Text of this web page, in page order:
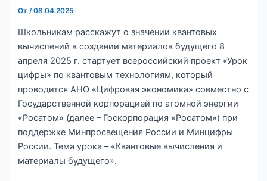
От/08.04.2025
Школьникам расскажут о значении квантовых
вычислений в создании материалов будущего 8
апреля 2025 г. стартует всероссийский проект «Урок
цифры» по квантовым технологиям, который
проводится АНО «Цифровая экономика» совместно с
Государственной корпорацией по атомной энергии
«Росатом» (далее – Госкорпорация «Росатом») при
поддержке Минпросвещения России и Минцифры
России. Тема урока – «Квантовые вычисления и
материалы будущего».